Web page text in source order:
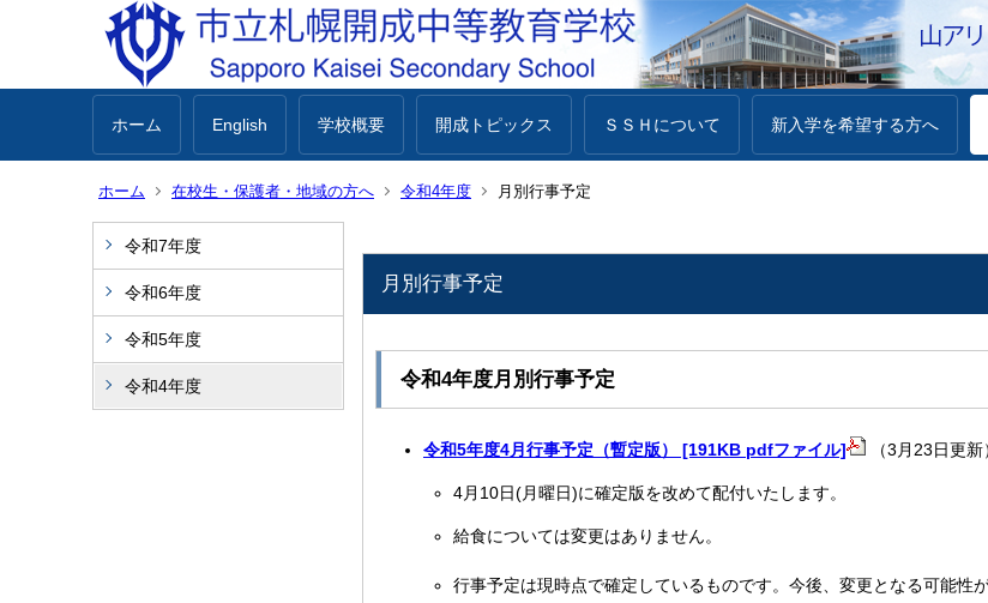
ホーム English 学校概要 開成トピックス ＳＳＨについて 新入学を希望する方へ
ホーム 在校生・保護者・地域の方へ 令和4年度 月別行事予定
令和7年度
令和6年度
令和5年度
令和4年度
月別行事予定
令和4年度月別行事予定
令和5年度4月行事予定（暫定版） [191KB pdfファイル] （3月23日更新
4月10日(月曜日)に確定版を改めて配付いたします。
給食については変更はありません。
行事予定は現時点で確定しているものです。今後、変更となる可能性が